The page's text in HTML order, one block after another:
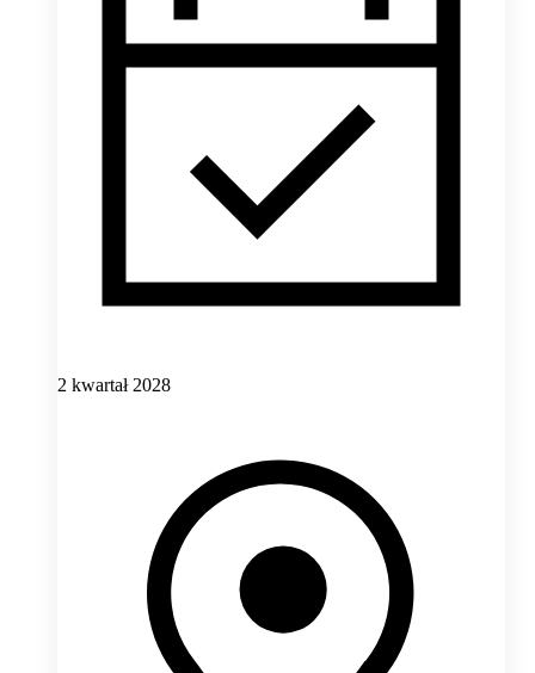
2 kwartał 2028